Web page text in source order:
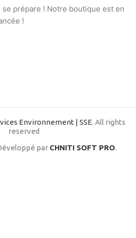
se prépare ! Notre boutique est en
!
Environnement | SSE. All rights
reserved
par CHNITI SOFT PRO.